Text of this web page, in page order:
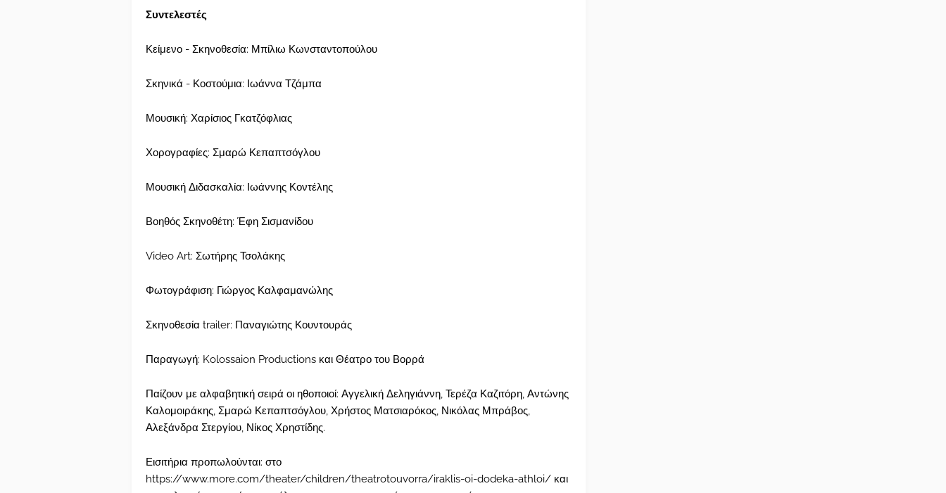
Συντελεστές
Κείμενο - Σκηνοθεσία: Μπίλιω Κωνσταντοπούλου
Σκηνικά - Κοστούμια: Ιωάννα Τζάμπα
Μουσική: Χαρίσιος Γκατζόφλιας
Χορογραφίες: Σμαρώ Κεπαπτσόγλου
Μουσική Διδασκαλία: Ιωάννης Κοντέλης
Βοηθός Σκηνοθέτη: Έφη Σισμανίδου
Video Art: Σωτήρης Τσολάκης
Φωτογράφιση: Γιώργος Καλφαμανώλης
Σκηνοθεσία trailer: Παναγιώτης Κουντουράς
Παραγωγή: Kolossaion Productions και Θέατρο του Βορρά
Παίζουν με αλφαβητική σειρά οι ηθοποιοί: Αγγελική Δεληγιάννη, Τερέζα Καζιτόρη, Αντώνης
Καλομοιράκης, Σμαρώ Κεπαπτσόγλου, Χρήστος Ματσιαρόκος, Νικόλας Μπράβος,
Αλεξάνδρα Στεργίου, Νίκος Χρηστίδης.
Εισιτήρια προπωλούνται: στο
https://www.more.com/theater/children/theatrotouvorra/iraklis-oi-dodeka-athloi/ και